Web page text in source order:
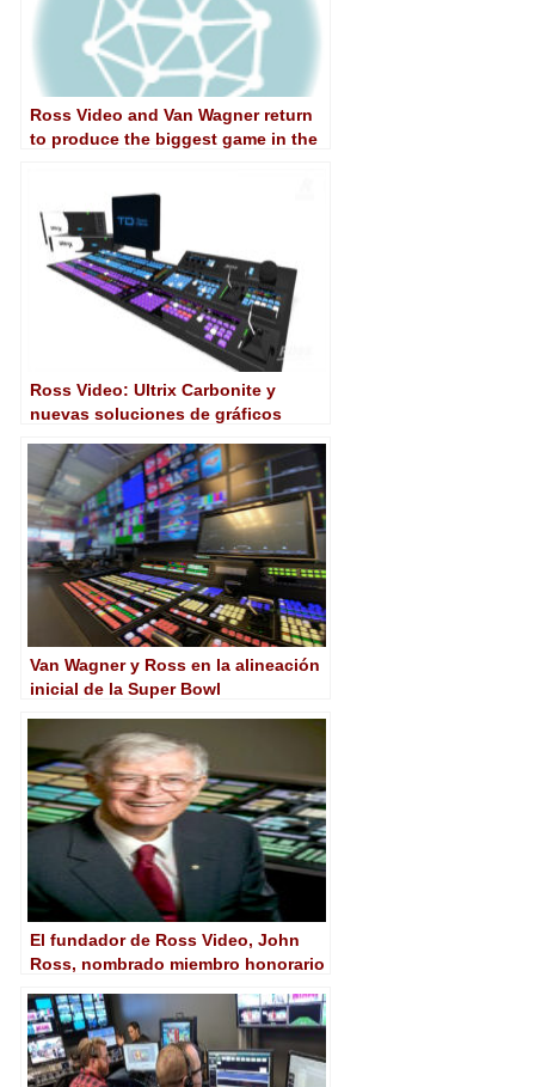
Ross Video and Van Wagner return
to produce the biggest game in the
Ross Video: Ultrix Carbonite y
nuevas soluciones de gráficos
2021
Van Wagner y Ross en la alineación
inicial de la Super Bowl
El fundador de Ross Video, John
Ross, nombrado miembro honorario